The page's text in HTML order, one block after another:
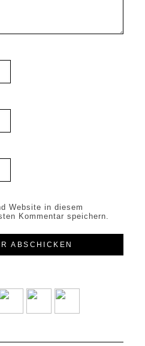
Website in diesem
Kommentar speichern.